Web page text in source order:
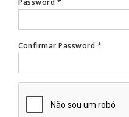
Confirmar Password *